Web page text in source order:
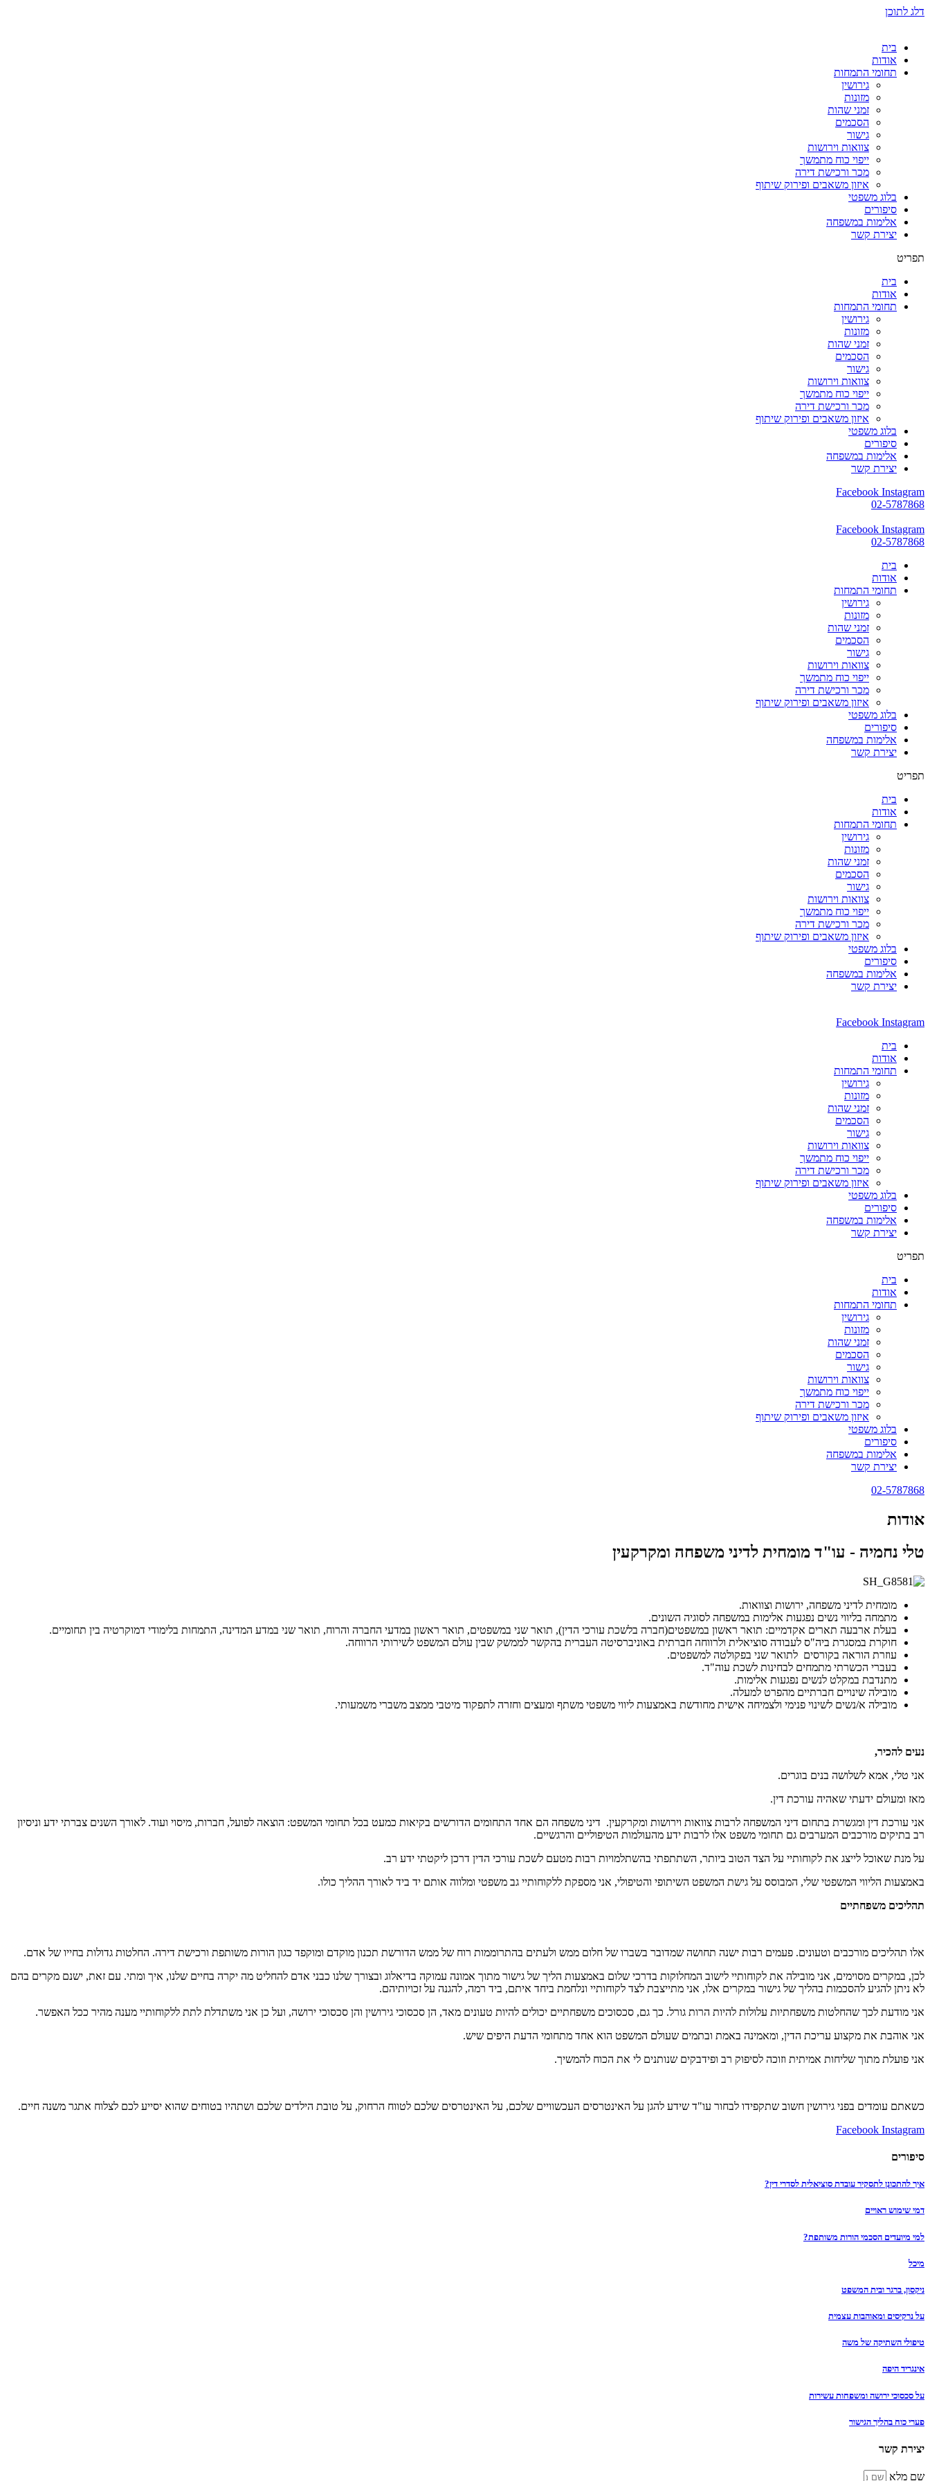
דלג לתוכן
בית
אודות
תחומי התמחות
גירושין
מזונות
זמני שהות
הסכמים
גישור
צוואות וירושות
ייפוי כוח מתמשך
מכר ורכישת דירה
איזון משאבים ופירוק שיתוף
בלוג משפטי
סיפורים
אלימות במשפחה
יצירת קשר
תפריט
בית
אודות
תחומי התמחות
גירושין
מזונות
זמני שהות
הסכמים
גישור
צוואות וירושות
ייפוי כוח מתמשך
מכר ורכישת דירה
איזון משאבים ופירוק שיתוף
בלוג משפטי
סיפורים
אלימות במשפחה
יצירת קשר
Facebook Instagram
02-5787868
Facebook Instagram
02-5787868
בית
אודות
תחומי התמחות
גירושין
מזונות
זמני שהות
הסכמים
גישור
צוואות וירושות
ייפוי כוח מתמשך
מכר ורכישת דירה
איזון משאבים ופירוק שיתוף
בלוג משפטי
סיפורים
אלימות במשפחה
יצירת קשר
תפריט
בית
אודות
תחומי התמחות
גירושין
מזונות
זמני שהות
הסכמים
גישור
צוואות וירושות
ייפוי כוח מתמשך
מכר ורכישת דירה
איזון משאבים ופירוק שיתוף
בלוג משפטי
סיפורים
אלימות במשפחה
יצירת קשר
Facebook Instagram
בית
אודות
תחומי התמחות
גירושין
מזונות
זמני שהות
הסכמים
גישור
צוואות וירושות
ייפוי כוח מתמשך
מכר ורכישת דירה
איזון משאבים ופירוק שיתוף
בלוג משפטי
סיפורים
אלימות במשפחה
יצירת קשר
תפריט
בית
אודות
תחומי התמחות
גירושין
מזונות
זמני שהות
הסכמים
גישור
צוואות וירושות
ייפוי כוח מתמשך
מכר ורכישת דירה
איזון משאבים ופירוק שיתוף
בלוג משפטי
סיפורים
אלימות במשפחה
יצירת קשר
02-5787868
אודות
טלי נחמיה - עו"ד מומחית לדיני משפחה ומקרקעין
מומחית לדיני משפחה, ירושות וצוואות.
מתמחה בליווי נשים נפגעות אלימות במשפחה לסוגיה השונים.
בעלת ארבעה תארים אקדמיים: תואר ראשון במשפטים(חברה בלשכת עורכי הדין), תואר שני במשפטים, תואר ראשון במדעי החברה והרוח, תואר שני במדע המדינה, התמחות בלימודי דמוקרטיה בין תחומיים.
חוקרת במסגרת ביה"ס לעבודה סוציאלית ולרווחה חברתית באוניברסיטה העברית בהקשר לממשק שבין עולם המשפט לשירותי הרווחה.
עוזרת הוראה בקורסים לתואר שני בפקולטה למשפטים.
בעברי הכשרתי מתמחים לבחינות לשכת עוה"ד.
מתנדבת במקלט לנשים נפגעות אלימות.
מובילה שינויים חברתיים מהפרט למעלה.
מובילה א/נשים לשינוי פנימי ולצמיחה אישית מחודשת באמצעות ליווי משפטי משתף ומעצים וחזרה לתפקוד מיטבי ממצב משברי משמעותי.
נעים להכיר,
אני טלי, אמא לשלושה בנים בוגרים.
מאז ומעולם ידעתי שאהיה עורכת דין.
אני עורכת דין ומגשרת בתחום דיני המשפחה לרבות צוואות וירושות ומקרקעין. דיני משפחה הם אחד התחומים הדורשים בקיאות כמעט בכל תחומי המשפט: הוצאה לפועל, חברות, מיסוי ועוד. לאורך השנים צברתי ידע וניסיון
רב בתיקים מורכבים המערבים גם תחומי משפט אלו לרבות ידע מהעולמות הטיפוליים והרגשיים.
על מנת שאוכל לייצג את לקוחותיי על הצד הטוב ביותר, השתתפתי בהשתלמויות רבות מטעם לשכת עורכי הדין דרכן ליקטתי ידע רב.
באמצעות הליווי המשפטי שלי, המבוסס על גישת המשפט השיתופי והטיפולי, אני מספקת ללקוחותיי גב משפטי ומלווה אותם יד ביד לאורך ההליך כולו.
תהליכים משפחתיים
אלו תהליכים מורכבים וטעונים. פעמים רבות ישנה תחושה שמדובר בשברו של חלום ממש ולעתים בהתרוממות רוח של ממש הדורשת תכנון מוקדם ומוקפד כגון הורות משותפת ורכישת דירה. החלטות גדולות בחייו של אדם.
לכן, במקרים מסוימים, אני מובילה את לקוחותיי לישוב המחלוקות בדרכי שלום באמצעות הליך של גישור מתוך אמונה עמוקה בדיאלוג ובצורך שלנו כבני אדם להחליט מה יקרה בחיים שלנו, איך ומתי. עם זאת, ישנם מקרים בהם
לא ניתן להגיע להסכמות בהליך של גישור במקרים אלו, אני מתייצבת לצד לקוחותיי ונלחמת ביחד איתם, ביד רמה, להגנה על זכויותיהם.
אני מודעת לכך שהחלטות משפחתיות עלולות להיות הרות גורל. כך גם, סכסוכים משפחתיים יכולים להיות טעונים מאד, הן סכסוכי גירושין והן סכסוכי ירושה, ועל כן אני משתדלת לתת ללקוחותיי מענה מהיר ככל האפשר.
אני אוהבת את מקצוע עריכת הדין, ומאמינה באמת ובתמים שעולם המשפט הוא אחד מתחומי הדעת היפים שיש.
אני פועלת מתוך שליחות אמיתית וזוכה לסיפוק רב ופידבקים שנותנים לי את הכוח להמשיך.
כשאתם עומדים בפני גירושין חשוב שתקפידו לבחור עו"ד שידע להגן על האינטרסים העכשוויים שלכם, על האינטרסים שלכם לטווח הרחוק, על טובת הילדים שלכם ושתהיו בטוחים שהוא יסייע לכם לצלוח אתגר משנה חיים.
Facebook Instagram
סיפורים
איך להתכונן לתסקיר עובדת סוציאלית לסדרי דין?
דמי שימוש ראויים
למי מיועדים הסכמי הורות משותפת?
מיכל
ניקסון, ברגר ובית המשפט
על נרקיסים ומאוהבות עצמית
טיפולי השתיקה של משה
אינגריד היפה
על סכסוכי ירושה ומשפחות עשירות
פערי כוח בהליך הגישור
יצירת קשר
שם מלא